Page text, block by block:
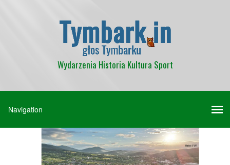
Wydarzenia Historia Kultura Sport